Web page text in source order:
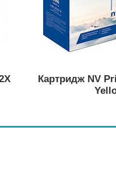
Картридж NV